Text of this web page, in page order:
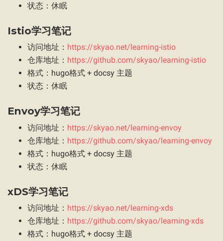
状态：休眠
Istio学习笔记
访问地址： https://skyao.net/learning-istio
仓库地址： https://github.com/skyao/learning-istio
格式：hugo格式 + docsy 主题
状态：休眠
Envoy学习笔记
访问地址： https://skyao.net/learning-envoy
仓库地址： https://github.com/skyao/learning-envoy
格式：hugo格式 + docsy 主题
状态：休眠
xDS学习笔记
访问地址： https://skyao.net/learning-xds
仓库地址： https://github.com/skyao/learning-xds
格式：hugo格式 + docsy 主题